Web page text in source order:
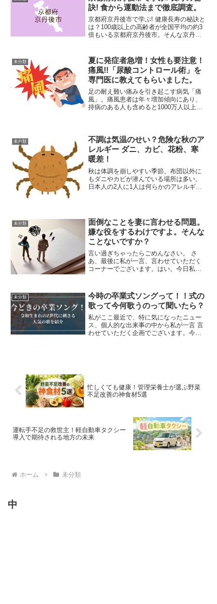
災害への備えを...
訣! 食から運動法まで徹底調査。
京都府京丹後市で学ぶ! 健康長寿の秘訣と
は？100歳以上の高齢者が全国平均の約3
倍もいる京都府京丹後市。そんな京丹後
長寿の秘訣を紹介する。ゲストの松本明
子さんは「食生...
未分類
夏に発症者急増！女性も要注意！
痛風!!「尿酸コントロール術」を
専門医に教えてもらいました。
足の耐え難い痛みを引き起こす病気「痛
風」。痛風患者は年々増加傾向にあり、
持病のある人も含めると1000万人以上い
は、痛風患者が増える。...
未分類
不調は気温のせい？危険な秋のア
レルギー ダニ、カビ、花粉、寒
暖差！
秋は体調を崩しやすい季節。布団以外に
もダニやカビが潜んでいる場所は多い。
日本人の2人に1人は何らかのアレルギー
潜むダニやカビを徹底...
未分類
面倒なことを妻に言わせる問題。
嫌な役をするわけですよ。そんな
ことないですか？
言い過ぎちゃったらごめんなさい。 さ
あ、最後に私が一言、言わせていただく
コーナーでございます。はい。今日私が
んか。例えば、夫婦でお出かけしたとし
ます。食事に行ったとし...
未分類
今時の卒業式ソングって！！式の
歌って今何歌うのって聞いたら？
私がここ最近で、特に気になったニュー
ス、個人的な出来事の中から私が一言 言
わせていただく企画でございます。今
忙しくても健康！管理栄養士が選ぶ野菜
不足改善の神食材5選
運転手不足の救世主！軽自動車タクシー
導入で期待される地方の未来
ホーム 未分類
中